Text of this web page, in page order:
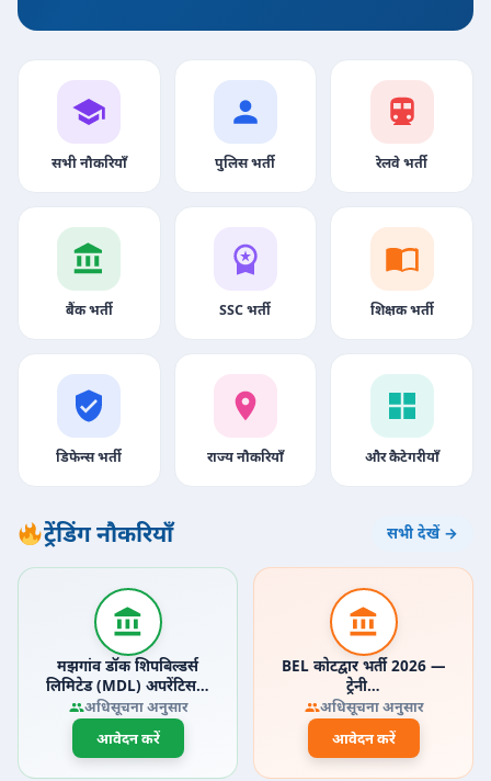
सभी नौकरियाँ पुलिस भर्ती रेलवे भर्ती
बैंक भर्ती SSC भर्ती शिक्षक भर्ती
डिफेन्स भर्ती राज्य नौकरियाँ और कैटेगरीयाँ
ट्रेंडिंग नौकरियाँ सभी देखें →
मझगांव डॉक शिपबिल्डर्स
लिमिटेड (MDL) अपरेंटिस…
अधिसूचना अनुसार
आवेदन करें
BEL कोटद्वार भर्ती 2026 —
ट्रेनी…
अधिसूचना अनुसार
आवेदन करें